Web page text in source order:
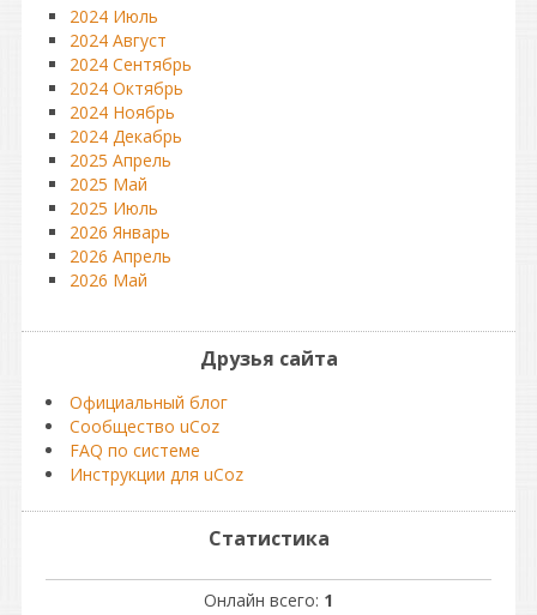
2024 Июль
2024 Август
2024 Сентябрь
2024 Октябрь
2024 Ноябрь
2024 Декабрь
2025 Апрель
2025 Май
2025 Июль
2026 Январь
2026 Апрель
2026 Май
Друзья сайта
Официальный блог
Сообщество uCoz
FAQ по системе
Инструкции для uCoz
Статистика
Онлайн всего: 1